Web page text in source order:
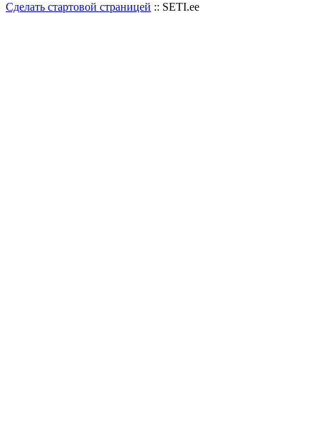
Сделать стартовой страницей :: SETI.ee